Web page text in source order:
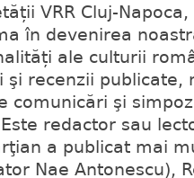
VRR Cluj-
în devenirea
ale culturii
şi recenzii publicate,
comunicări şi
redactor sau
a publicat mai
Nae Antonescu),